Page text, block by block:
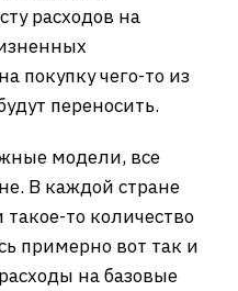
расходов на
покупку чего-то из
переносить.
модели, все
В каждой стране
то количество
примерно вот так и
на базовые